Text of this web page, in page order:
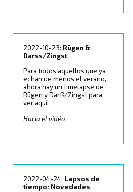
2022-10-23: Rügen &
Darss/Zingst
Para todos aquellos que ya
echan de menos el verano,
ahora hay un timelapse de
Rügen y Darß/Zingst para
ver aquí:
Hacia el vidéo.
2022-04-24: Lapsos de
tiempo: Novedades